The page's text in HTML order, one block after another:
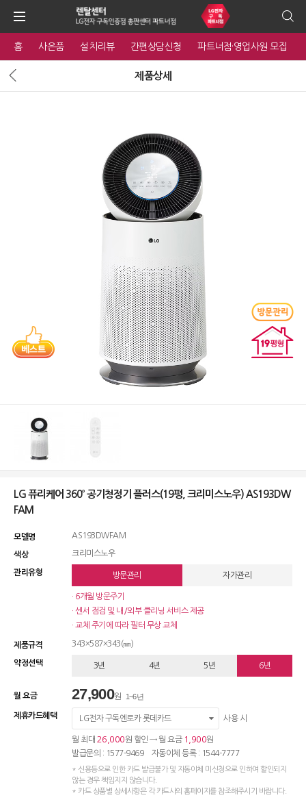
홈 사은품 설치리뷰 간편상담신청 파트너점·영업사원 모집
제품상세
LG 퓨리케어 360˚ 공기청정기 플러스(19평, 크리미스노우) AS193DW
FAM
모델명 AS193DWFAM
색상 크리미스노우
관리유형 방문관리 자가관리
· 6개월 방문주기
· 센서 점검 및 내/외부 클리닝 서비스 제공
· 교체 주기에 따라 필터 무상 교체
제품규격 343×587×343(㎜)
약정선택 3년 4년 5년 6년
월 요금 27,900원 1~6년
제휴카드혜택 LG전자 구독엔로카 롯데카드 사용 시
월 최대 26,000원 할인 → 월 요금 1,900원
발급문의 : 1577-9469 자동이체 등록 : 1544-7777
* 신용등으로 인한 카드 발급불가 및 자동이체 미신청으로 인하여 할인되지
않는 경우 책임지지 않습니다.
* 카드 상품별 상세사항은 각 카드사의 홈페이지를 참조해주시기 바랍니다.